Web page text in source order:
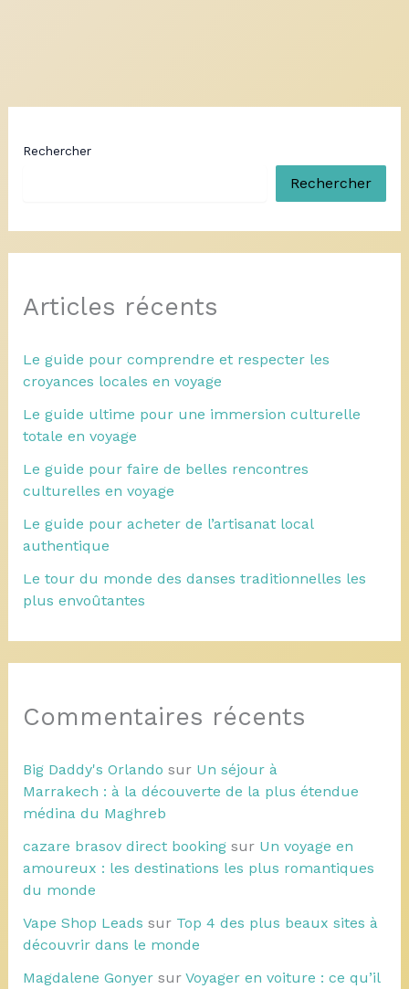
Rechercher
Rechercher
Articles récents
Le guide pour comprendre et respecter les
croyances locales en voyage
Le guide ultime pour une immersion culturelle
totale en voyage
Le guide pour faire de belles rencontres
culturelles en voyage
Le guide pour acheter de l’artisanat local
authentique
Le tour du monde des danses traditionnelles les
plus envoûtantes
Commentaires récents
Big Daddy's Orlando sur Un séjour à
Marrakech : à la découverte de la plus étendue
médina du Maghreb
cazare brasov direct bookingsur Un voyage en
amoureux : les destinations les plus romantiques
du monde
Vape Shop Leads sur Top 4 des plus beaux sites à
découvrir dans le monde
Magdalene Gonyersur Voyager en voiture : ce qu’il